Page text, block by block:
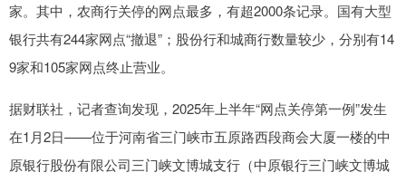
家。其中，农商行关停的网点最多，有超2000条记录。国有大型
银行共有244家网点“撤退”；股份行和城商行数量较少，分别有14
9家和105家网点终止营业。
据财联社，记者查询发现，2025年上半年“网点关停第一例”发生
在1月2日——位于河南省三门峡市五原路西段商会大厦一楼的中
原银行股份有限公司三门峡文博城支行（中原银行三门峡文博城